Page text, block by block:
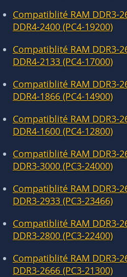
Compatiblité RAM DDR3-
DDR4-2400 (PC4-19200)
Compatiblité RAM DDR3-
DDR4-2133 (PC4-17000)
Compatiblité RAM DDR3-
DDR4-1866 (PC4-14900)
Compatiblité RAM DDR3-
DDR4-1600 (PC4-12800)
Compatiblité RAM DDR3-
DDR3-3000 (PC3-24000)
Compatiblité RAM DDR3-
DDR3-2933 (PC3-23466)
Compatiblité RAM DDR3-
DDR3-2800 (PC3-22400)
Compatiblité RAM DDR3-
DDR3-2666 (PC3-21300)